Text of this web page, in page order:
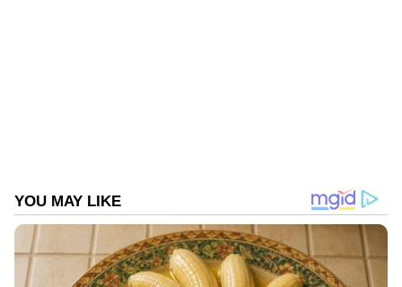
പൊതുപരീക്ഷ ഹെൽപ്ഡെസ്കുമായി
ബന്ധപ്പെടുക. 0495 - 2385861, 9400508499.